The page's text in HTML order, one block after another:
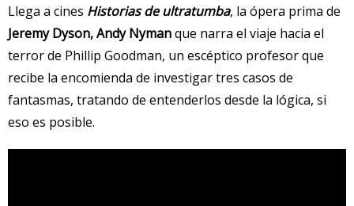
Llega a cines Historias de ultratumba, la ópera prima de
Jeremy Dyson, Andy Nymanque narra el viaje hacia el
terror de Phillip Goodman, un escéptico profesor que
recibe la encomienda de investigar tres casos de
fantasmas, tratando de entenderlos desde la lógica, si
eso es posible.